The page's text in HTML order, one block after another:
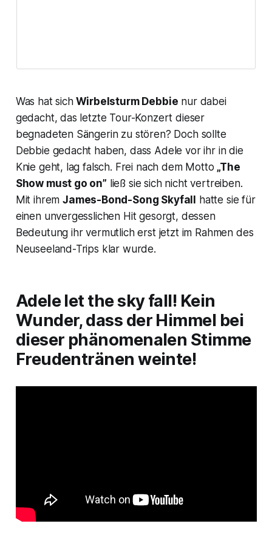
Was hat sichWirbelsturm Debbie nur dabei
gedacht, das letzte Tour-Konzert dieser
begnadeten Sängerin zu stören? Doch sollte
Debbie gedacht haben, dass Adele vor ihr in die
Knie geht, lag falsch. Frei nach dem Motto „The
Show must go on” ließ sie sich nicht vertreiben.
Mit ihremJames-Bond-Song Skyfall hatte sie für
einen unvergesslichen Hit gesorgt, dessen
Bedeutung ihr vermutlich erst jetzt im Rahmen des
Neuseeland-Trips klar wurde.
Adelelet the sky fall! Kein
Wunder, dass der Himmel bei
dieser phänomenalen Stimme
Freudentränen weinte!